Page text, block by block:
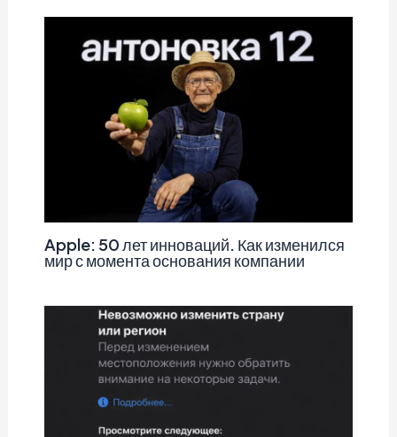
Apple: 50 лет инноваций. Как изменился
мир с момента основания компании